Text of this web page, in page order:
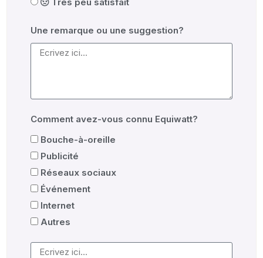
Une remarque ou une suggestion?
Comment avez-vous connu Equiwatt?
Bouche-à-oreille
Publicité
Réseaux sociaux
Événement
Internet
Autres